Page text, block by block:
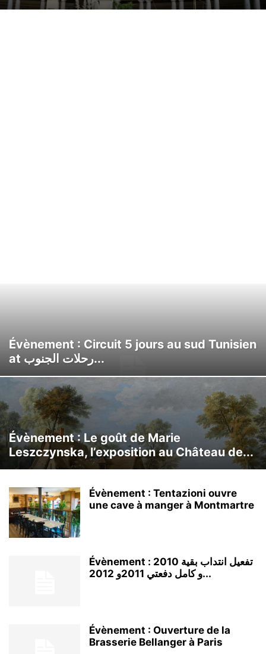
Évènement : Circuit 5 jours au sud Tunisien
at رحلات الجنوب...
Évènement : Le goût de Marie
Leszczynska, l’exposition au Château de...
Évènement : Tentazioni ouvre
une cave à manger à Montmartre
Évènement : تفعيل انتداب بقية 2010
و كامل دفعتي 2011و 2012...
Évènement : Ouverture de la
Brasserie Bellanger à Paris